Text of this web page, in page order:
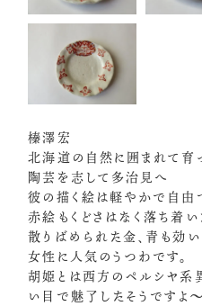
榛澤宏
北海道の自然に囲まれて育
陶芸を志して多治見へ
彼の描く絵は軽やかで自由
赤絵もくどさはなく落ち着い
散りばめられた金、青も効い
女性に人気のうつわです。
胡姫とは西方のペルシヤ系
い目で魅了したそうですよ～